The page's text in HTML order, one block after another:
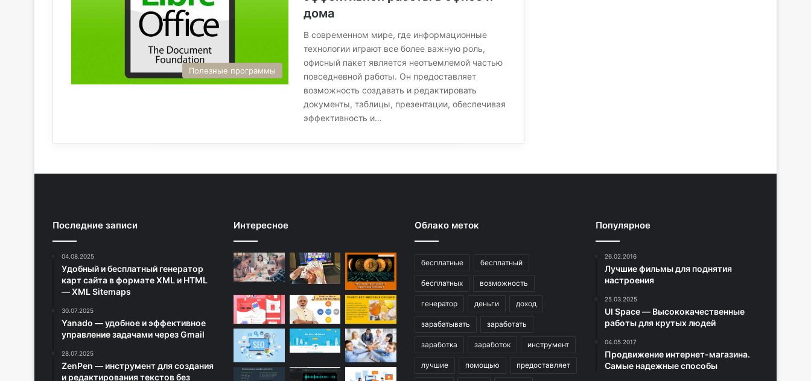
Полезные программы
дома
В современном мире, где информационные
технологии играют все более важную роль,
офисный пакет является неотъемлемой частью
повседневной работы. Он предоставляет
возможность создавать и редактировать
документы, таблицы, презентации, обеспечивая
эффективность и…
Последние записи
04.08.2025
Удобный и бесплатный генератор
карт сайта в формате XML и HTML
— XML Sitemaps
30.07.2025
Yanado — удобное и эффективное
управление задачами через Gmail
28.07.2025
ZenPen — инструмент для создания
и редактирования текстов без
Интересное Облако меток
бесплатные бесплатный
бесплатных возможность
генератор деньги доход
зарабатывать заработать
заработка заработок инструмент
лучшие помощью предоставляет
Популярное
26.02.2016
Лучшие фильмы для поднятия
настроения
25.03.2025
UI Space — Высококачественные
работы для крутых людей
04.05.2017
Продвижение интернет-магазина.
Самые надежные способы